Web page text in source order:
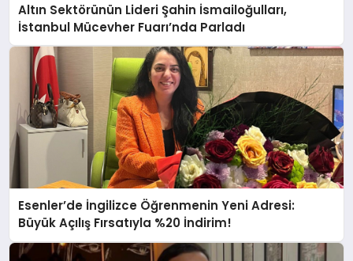
Altın Sektörünün Lideri Şahin İsmailoğulları,
İstanbul Mücevher Fuarı’nda Parladı ￼
Esenler’de İngilizce Öğrenmenin Yeni Adresi:
Büyük Açılış Fırsatıyla %20 İndirim!